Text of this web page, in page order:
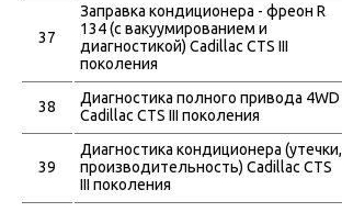
37
Заправка кондиционера - фреон R
134 (с вакуумированием и
диагностикой) Cadillac CTS III
поколения
38
Диагностика полного привода 4WD
Cadillac CTS III поколения
39
Диагностика кондиционера (утечки,
производительность) Cadillac CTS
III поколения